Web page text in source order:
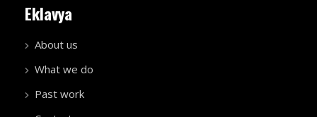
Eklavya
About us
What we do
Past work